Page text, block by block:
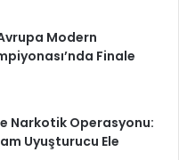
Modern
Finale
Narkotik Operasyonu:
Uyuşturucu Ele